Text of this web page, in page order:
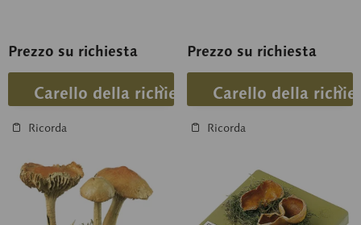
Prezzo su richiesta
Carello della richiesta
Ricorda
Prezzo su richiesta
Carello della
Ricorda